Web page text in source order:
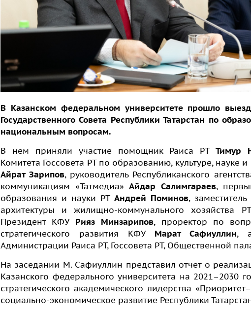
В Казанском федеральном университете прошло
Государственного Совета Республики Татарстан по
национальным вопросам.
В нем приняли участие помощник Раиса РТТимур
Комитета Госсовета РТ по образованию, культуре,
Айрат Зарипов, руководитель Республиканского
коммуникациям «Татмедиа» Айдар Салимгараев,
образования и науки РТ Андрей Поминов,
архитектуры и жилищно-коммунального хозяйства РТ
Президент КФУ Рияз Минзарипов, проректор по
стратегического развития КФУ Марат Сафиуллин, а
Администрации Раиса РТ, Госсовета РТ, Общественной
На заседании М. Сафиуллин представил отчет о
Казанского федерального университета на 2021–2030
стратегического академического лидерства
социально-экономическое развитие Республики